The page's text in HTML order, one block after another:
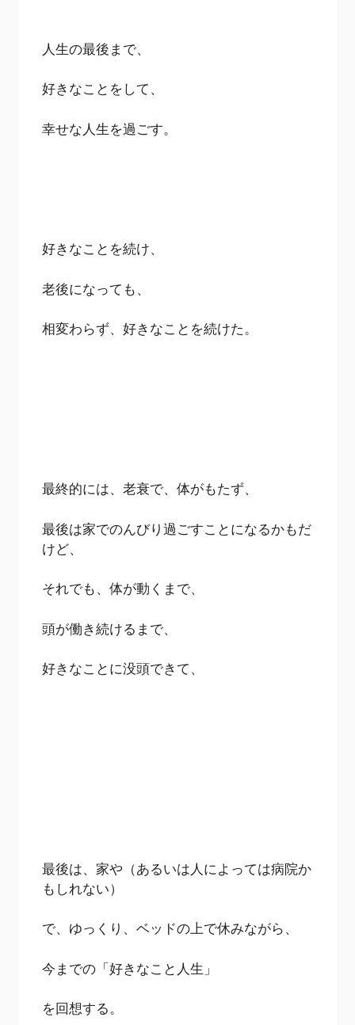
人生の最後まで、
好きなことをして、
幸せな人生を過ごす。
好きなことを続け、
老後になっても、
相変わらず、好きなことを続けた。
最終的には、老衰で、体がもたず、
最後は家でのんびり過ごすことになるかもだ
けど、
それでも、体が動くまで、
頭が働き続けるまで、
好きなことに没頭できて、
最後は、家や（あるいは人によっては病院か
もしれない）
で、ゆっくり、ベッドの上で休みながら、
今までの「好きなこと人生」
を回想する。